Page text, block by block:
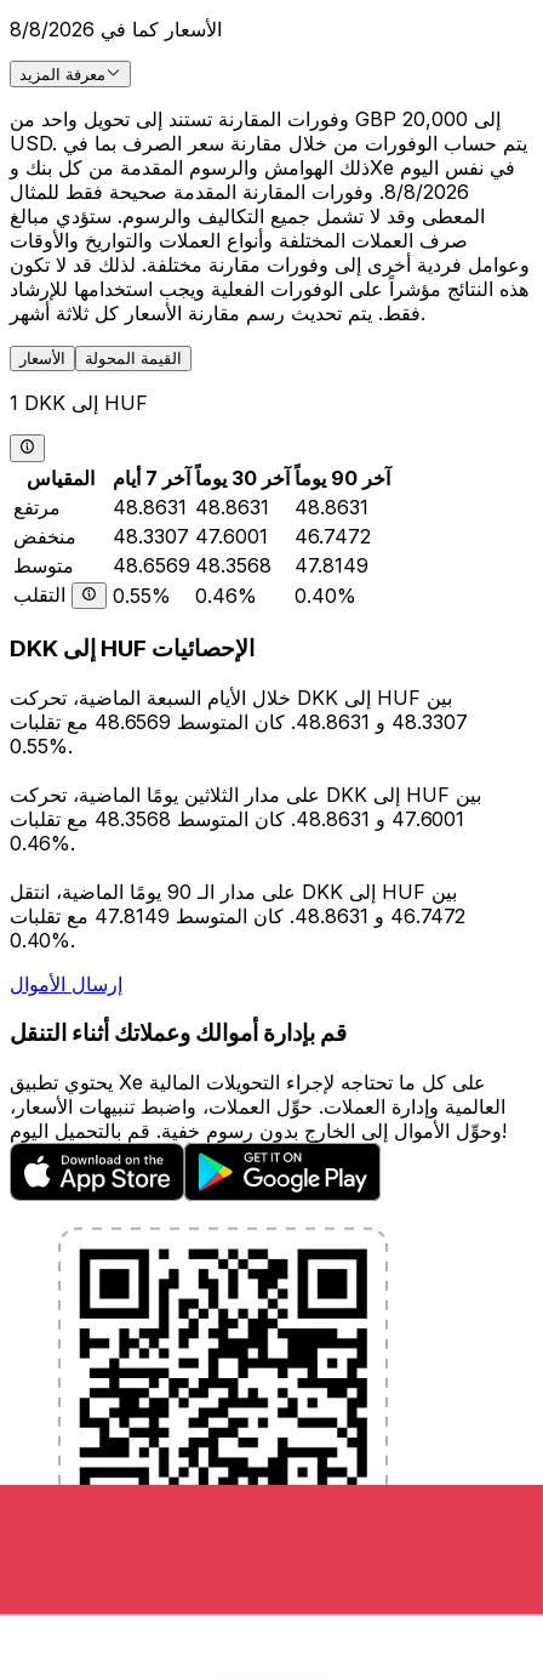
الأسعار كما في 8/8/2026
معرفة المزيد
وفورات المقارنة تستند إلى تحويل واحد من GBP 20,000 إلى
USD. يتم حساب الوفورات من خلال مقارنة سعر الصرف بما في
ذلك الهوامش والرسوم المقدمة من كل بنك وXe في نفس اليوم
8/8/2026. وفورات المقارنة المقدمة صحيحة فقط للمثال
المعطى وقد لا تشمل جميع التكاليف والرسوم. ستؤدي مبالغ
صرف العملات المختلفة وأنواع العملات والتواريخ والأوقات
وعوامل فردية أخرى إلى وفورات مقارنة مختلفة. لذلك قد لا تكون
هذه النتائج مؤشراً على الوفورات الفعلية ويجب استخدامها للإرشاد
فقط. يتم تحديث رسم مقارنة الأسعار كل ثلاثة أشهر.
الأسعار القيمة المحولة
1 DKK إلى HUF
المقياس آخر 7 أيام آخر 30 يوماً
آخر 90 يوماً
مرتفع
48.8631 48.8631
48.8631
منخفض
48.3307 47.6001
46.7472
متوسط
48.6569 48.3568
47.8149
التقلب
0.55% 0.46% 0.40%
DKK إلى HUF الإحصائيات
خلال الأيام السبعة الماضية، تحركت DKK إلى HUF بين
48.3307 و 48.8631. كان المتوسط 48.6569 مع تقلبات
0.55%.
على مدار الثلاثين يومًا الماضية، تحركت DKK إلى HUF بين
47.6001 و 48.8631. كان المتوسط 48.3568 مع تقلبات
0.46%.
على مدار الـ 90 يومًا الماضية، انتقل DKK إلى HUF بين
46.7472 و 48.8631. كان المتوسط 47.8149 مع تقلبات
0.40%.
إرسال الأموال
قم بإدارة أموالك وعملاتك أثناء التنقل
يحتوي تطبيق Xe على كل ما تحتاجه لإجراء التحويلات المالية
العالمية وإدارة العملات. حوِّل العملات، واضبط تنبيهات الأسعار،
وحوِّل الأموال إلى الخارج بدون رسوم خفية. قم بالتحميل اليوم!